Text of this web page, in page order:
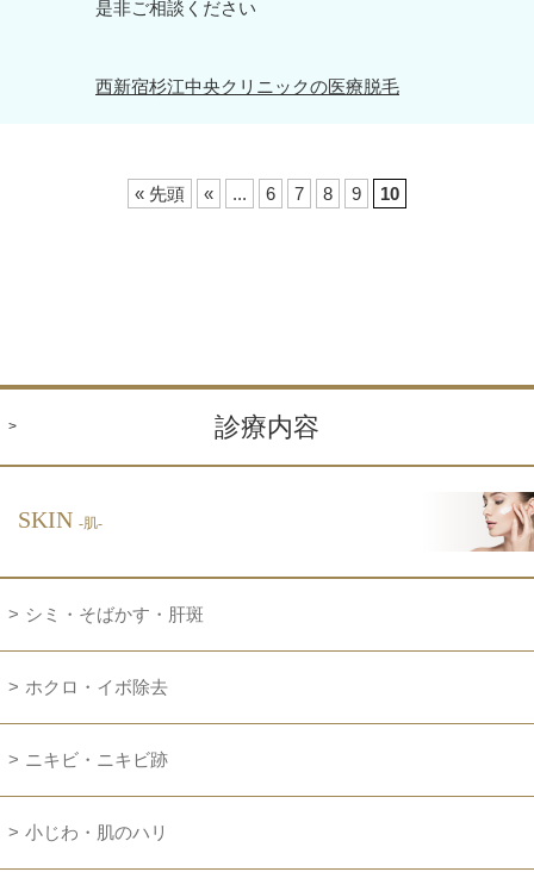
是非ご相談ください
西新宿杉江中央クリニックの医療脱毛
« 先頭 « ... 6 7 8 9 10
診療内容
SKIN -肌-
シミ・そばかす・肝斑
ホクロ・イボ除去
ニキビ・ニキビ跡
小じわ・肌のハリ